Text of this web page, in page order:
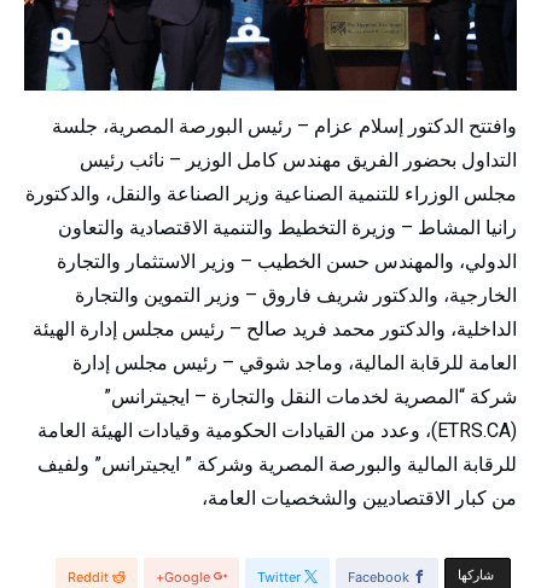
وافتتح الدكتور إسلام عزام – رئيس البورصة المصرية، جلسة
التداول بحضور الفريق مهندس كامل الوزير – نائب رئيس
مجلس الوزراء للتنمية الصناعية وزير الصناعة والنقل، والدكتورة
رانيا المشاط – وزيرة التخطيط والتنمية الاقتصادية والتعاون
الدولي، والمهندس حسن الخطيب – وزير الاستثمار والتجارة
الخارجية، والدكتور شريف فاروق – وزير التموين والتجارة
الداخلية، والدكتور محمد فريد صالح – رئيس مجلس إدارة الهيئة
العامة للرقابة المالية، وماجد شوقي – رئيس مجلس إدارة
شركة “المصرية لخدمات النقل والتجارة – ايجيترانس”
(ETRS.CA)، وعدد من القيادات الحكومية وقيادات الهيئة العامة
للرقابة المالية والبورصة المصرية وشركة ” ايجيترانس” ولفيف
من كبار الاقتصاديين والشخصيات العامة،
‫‫ شاركها‬ Facebook
Twitter
Google+
Reddit